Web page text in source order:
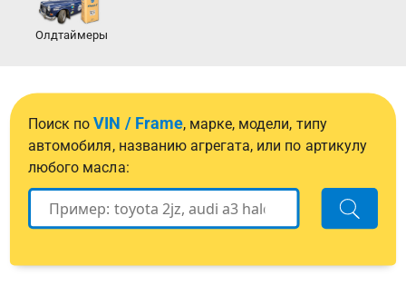
Олдтаймеры
Поиск поVIN / Frame, марке, модели, типу
автомобиля, названию агрегата, или по артикулу
любого масла: